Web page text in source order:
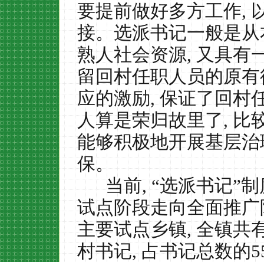
要提前做好多方工作,
接。选派书记一般是
熟人社会资源,又具有
留回村任职人员的原
应的激励,保证了回村
人算是荣归故里了,比
能够积极地开展基层
保。
当前,“选派书记”
试点阶段走向全面推
主要试点乡镇,全镇共
村书记,占书记总数的